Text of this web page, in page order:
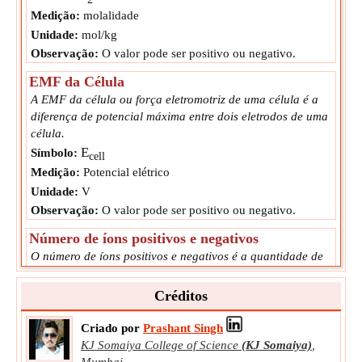
Medição: molalidade
Unidade: mol/kg
Observação: O valor pode ser positivo ou negativo.
EMF da Célula
A EMF da célula ou força eletromotriz de uma célula é a
diferença de potencial máxima entre dois eletrodos de uma
célula.
Símbolo: Ecell
Medição: Potencial elétrico
Unidade: V
Observação: O valor pode ser positivo ou negativo.
Número de íons positivos e negativos
O número de íons positivos e negativos é a quantidade de
cátions e ânions presentes na solução eletrolítica.
Medição:NA
Unidade:
Unitless
Observação:O valor pode ser positivo ou negativo.
Créditos
Criado por Prashant Singh
KJ Somaiya College of Science (KJ Somaiya)